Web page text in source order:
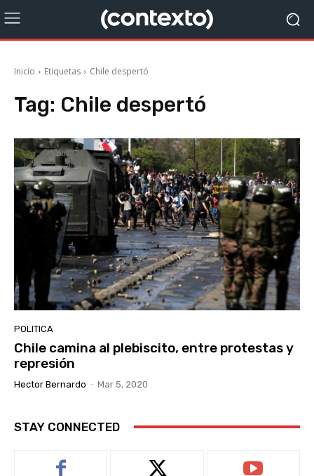
Inicio Etiquetas Chile despertó
Tag: Chile despertó
POLITICA
Chile camina al plebiscito, entre protestas y
represión
Hector Bernardo - Mar 5, 2020
STAY CONNECTED